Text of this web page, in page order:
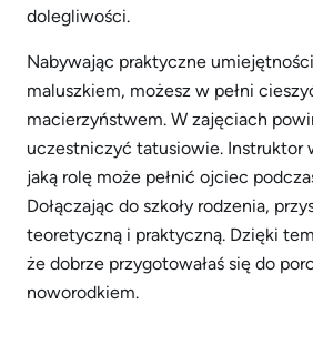
dolegliwości.
Nabywając praktyczne
maluszkiem, możesz w pełni
macierzyństwem. W zajęciach
uczestniczyć tatusiowie. Instruktor
jaką rolę może pełnić ojciec
Dołączając do szkoły rodzenia,
teoretyczną i praktyczną. Dzięki
że dobrze przygotowałaś się do
noworodkiem.